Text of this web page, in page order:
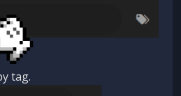
tag.